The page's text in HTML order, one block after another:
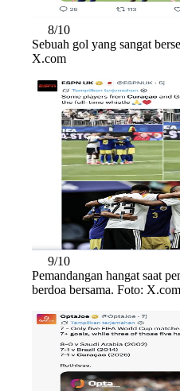
8/10
Sebuah gol yang sangat
X.com
9/10
Pemandangan hangat saat
berdoa bersama. Foto: X.com